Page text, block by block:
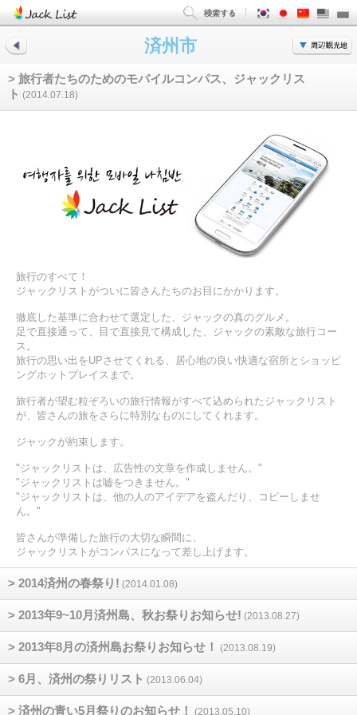
済州市
> 旅行者たちのためのモバイルコンパス、ジャックリス
ト (2014.07.18)
旅行のすべて！
ジャックリストがついに皆さんたちのお目にかかります。
徹底した基準に合わせて選定した、ジャックの真のグルメ。
足で直接通って、目で直接見て構成した、ジャックの素敵な旅行コー
ス。
旅行の思い出をUPさせてくれる、居心地の良い快適な宿所とショッピ
ングホットプレイスまで。
旅行者が望む粒ぞろいの旅行情報がすべて込められたジャックリスト
が、皆さんの旅をさらに特別なものにしてくれます。
ジャックが約束します。
"ジャックリストは、広告性の文章を作成しません。"
"ジャックリストは嘘をつきません。"
"ジャックリストは、他の人のアイデアを盗んだり、コピーしませ
ん。"
皆さんが準備した旅行の大切な瞬間に、
ジャックリストがコンパスになって差し上げます。
> 2014済州の春祭り! (2014.01.08)
> 2013年9~10月済州島、秋お祭りお知らせ! (2013.08.27)
> 2013年8月の済州島お祭りお知らせ！ (2013.08.19)
> 6月、済州の祭りリスト (2013.06.04)
> 済州の青い5月祭りのお知らせ！ (2013.05.10)